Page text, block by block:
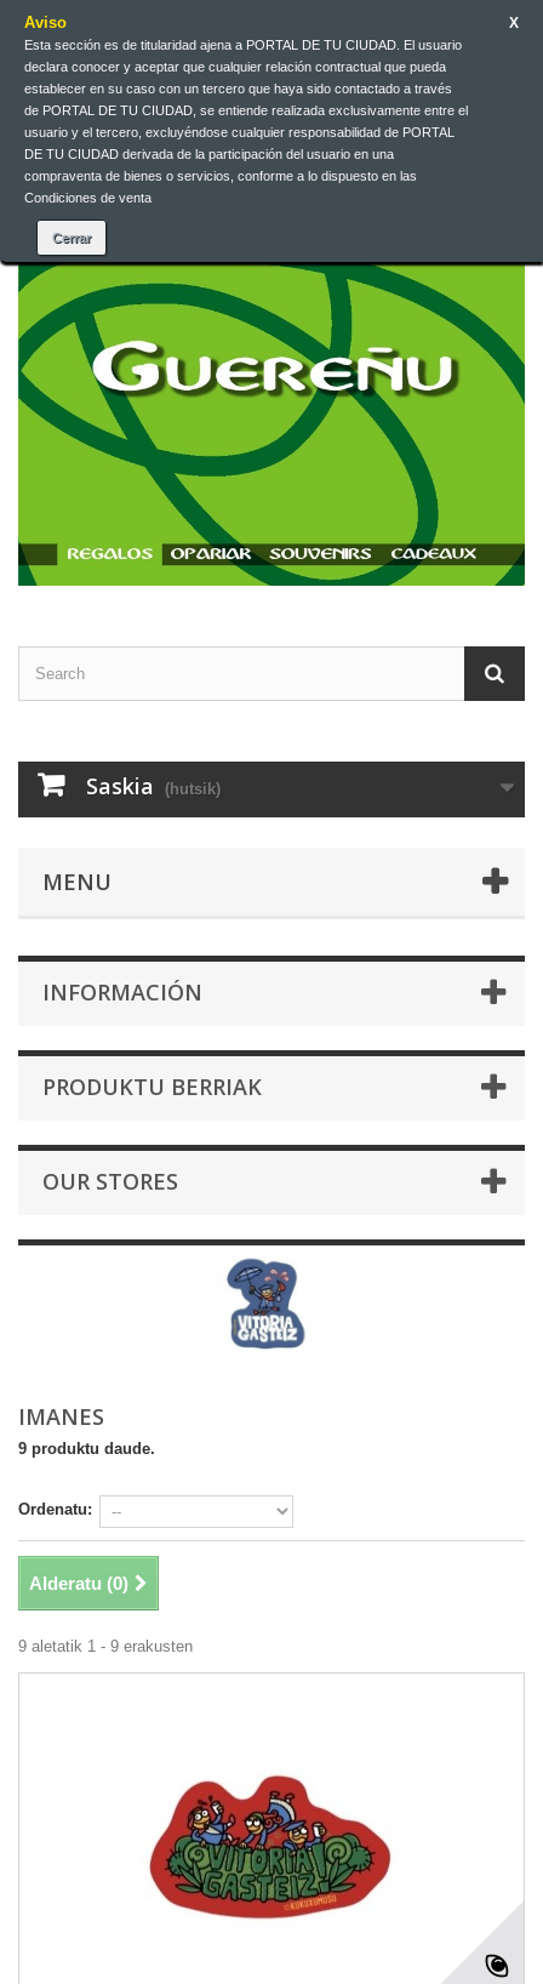
Aviso
Esta sección es de titularidad ajena a PORTAL DE TU CIUDAD. El usuario
declara conocer y aceptar que cualquier relación contractual que pueda
establecer en su caso con un tercero que haya sido contactado a través
de PORTAL DE TU CIUDAD, se entiende realizada exclusivamente entre el
usuario y el tercero, excluyéndose cualquier responsabilidad de PORTAL
DE TU CIUDAD derivada de la participación del usuario en una
compraventa de bienes o servicios, conforme a lo dispuesto en las
Condiciones de venta
X
Euskera
Euskera
Jarri gurekin harremanetan
Saskia (hutsik)
MENU
INFORMACIÓN
PRODUKTU BERRIAK
OUR STORES
IMANES
9 produktu daude.
Ordenatu:
Alderatu (0)
9 aletatik 1 - 9 erakusten